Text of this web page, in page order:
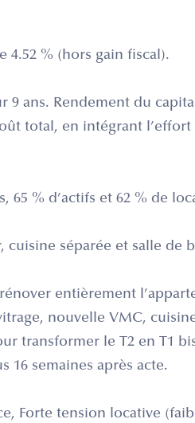
4.52 % (hors gain fiscal).
9 ans. Rendement du
total, en intégrant l’effort
65 % d’actifs et 62 % de
cuisine séparée et salle de
entièrement
nouvelle VMC,
transformer le T2 en T1
16 semaines après acte.
Forte tension locative